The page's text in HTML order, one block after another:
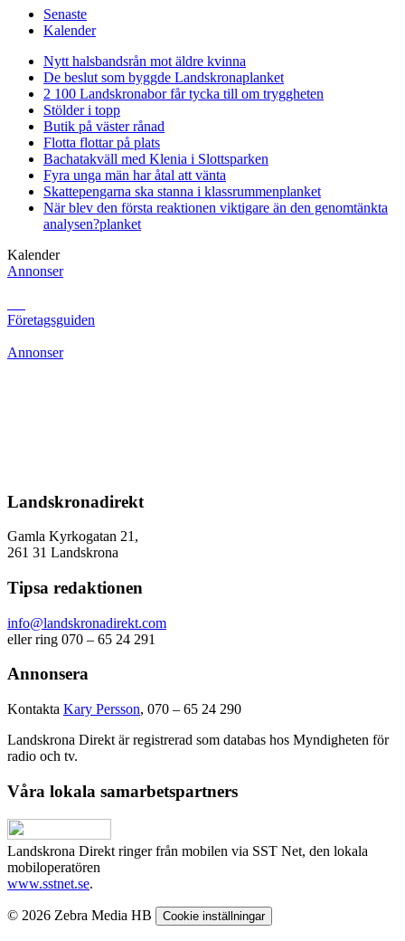
Senaste
Kalender
Nytt halsbandsrån mot äldre kvinna
De beslut som byggde Landskronaplanket
2 100 Landskronabor får tycka till om tryggheten
Stölder i topp
Butik på väster rånad
Flotta flottar på plats
Bachatakväll med Klenia i Slottsparken
Fyra unga män har åtal att vänta
Skattepengarna ska stanna i klassrummenplanket
När blev den första reaktionen viktigare än den genomtänkta
analysen?planket
Kalender
Annonser
Företagsguiden
Annonser
Landskronadirekt
Gamla Kyrkogatan 21,
261 31 Landskrona
Tipsa redaktionen
info@landskronadirekt.com
eller ring 070 – 65 24 291
Annonsera
Kontakta Kary Persson, 070 – 65 24 290
Landskrona Direkt är registrerad som databas hos Myndigheten för
radio och tv.
Våra lokala samarbetspartners
Landskrona Direkt ringer från mobilen via SST Net, den lokala
mobiloperatören
www.sstnet.se.
© 2026 Zebra Media HB Cookie inställningar